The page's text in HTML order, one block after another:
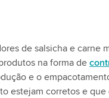
de salsicha e carne
na forma de
e o
estejam corretos e